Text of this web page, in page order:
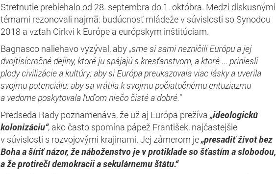
Stretnutie prebiehalo od 28. septembra do 1. októbra. Medzi diskusnými
témami rezonovali najmä: budúcnosť mládeže v súvislosti so Synodou
2018 a vzťah Cirkvi k Európe a európskym inštitúciam.
Bagnasco naliehavo vyzýval, aby„sme si sami nezničili Európu a jej
dvojtisícročné dejiny, ktoré ju spájajú s kresťanstvom, a ktoré ... priniesli
plody civilizácie a kultúry; aby si Európa preukazovala viac lásky a uverila
svojmu potenciálu; aby sa vrátila k svojmu počiatočnému entuziazmu
a vedome poskytovala ľuďom niečo čisté a dobré.“
Predseda Rady poznamenáva, že už aj Európa prežíva „ideologickú
kolonizáciu“, ako často spomína pápež František, najčastejšie
v súvislosti s rozvojovými krajinami. Jej zámerom je„presadiť život bez
Boha a šíriť názor, že náboženstvo je v protiklade so šťastím a slobodou,
a že protirečí demokracii a sekulárnemu štátu.“